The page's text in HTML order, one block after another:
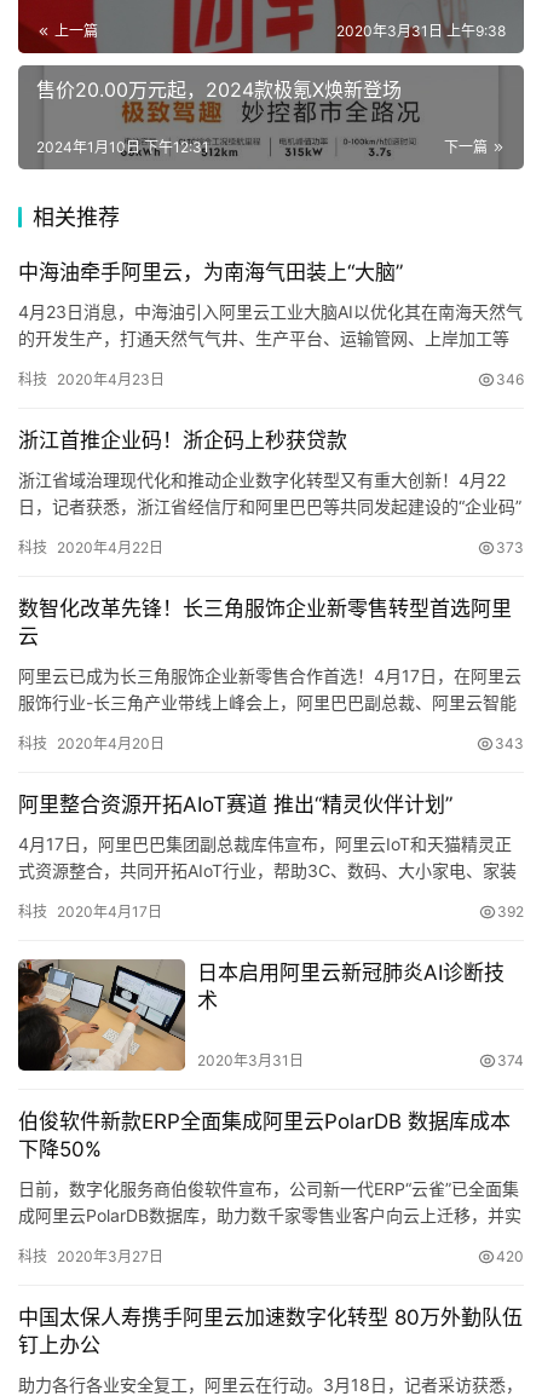
家
电
数
汽
车
播
专
栏
专
题
登录
上一篇 2020年3月31日 上午9:38
售价20.00万元起，2024款极氪X焕新登场
下一篇
2024年1月10日 下午12:31
相关推荐
中海油牵手阿里云，为南海气田装上“大脑”
4月23日消息，中海油引入阿里云工业大脑AI以优化其在南海天然气
的开发生产，打通天然气气井、生产平台、运输管网、上岸加工等
能“大脑”，以协同各个气田…
科技 2020年4月23日 346
浙江首推企业码！浙企码上秒获贷款
浙江省域治理现代化和推动企业数字化转型又有重大创新！4月22
日，记者获悉，浙江省经信厅和阿里巴巴等共同发起建设的“企业码”
功经验，在全国率先推出…
科技 2020年4月22日 373
数智化改革先锋！长三角服饰企业新零售转型首选阿里
云
阿里云已成为长三角服饰企业新零售合作首选！4月17日，在阿里云
服饰行业-长三角产业带线上峰会上，阿里巴巴副总裁、阿里云智能
饰企业，在疫情期间化危…
科技 2020年4月20日 343
阿里整合资源开拓AIoT赛道 推出“精灵伙伴计划”
4月17日，阿里巴巴集团副总裁库伟宣布，阿里云IoT和天猫精灵正
式资源整合，共同开拓AIoT行业，帮助3C、数码、大小家电、家装
巴巴将投入亿级资源开启“精…
科技 2020年4月17日 392
日本启用阿里云新冠肺炎AI诊断技
术
2020年3月31日 374
伯俊软件新款ERP全面集成阿里云PolarDB 数据库成本
下降50%
日前，数字化服务商伯俊软件宣布，公司新一代ERP“云雀”已全面集
成阿里云PolarDB数据库，助力数千家零售业客户向云上迁移，并实
服务商，创立20余年，已…
科技 2020年3月27日 420
中国太保人寿携手阿里云加速数字化转型 80万外勤队伍
钉上办公
助力各行各业安全复工，阿里云在行动。3月18日，记者采访获悉，